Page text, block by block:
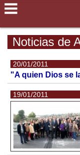
Noticias de
20/01/2011
"A quien Dios se
19/01/2011